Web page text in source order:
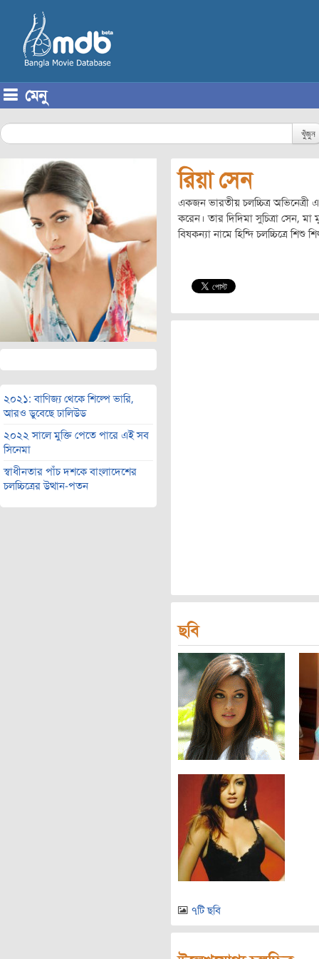
মেনু
খুঁজুন
২০২১: বাণিজ্য থেকে শিল্পে ভারি,
আরও ডুবেছে ঢালিউড
২০২২ সালে মুক্তি পেতে পারে এই সব
সিনেমা
স্বাধীনতার পাঁচ দশকে বাংলাদেশের
চলচ্চিত্রের উত্থান-পতন
রিয়া সেন
একজন ভারতীয় চলচ্চিত্র অভিনেত্রী
করেন। তার দিদিমা সুচিত্রা সেন,
বিষকন্যা নামে হিন্দি চলচ্চিত্রে
ছবি
৭টি ছবি